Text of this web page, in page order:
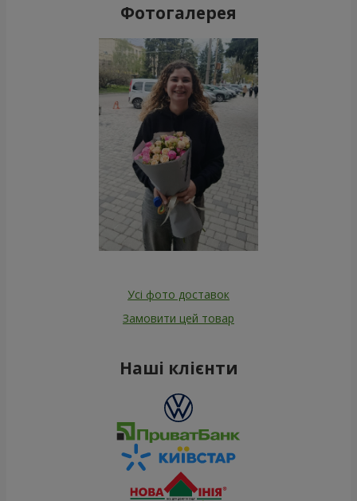
Фотогалерея
Усі фото доставок
Замовити цей товар
Наші клієнти